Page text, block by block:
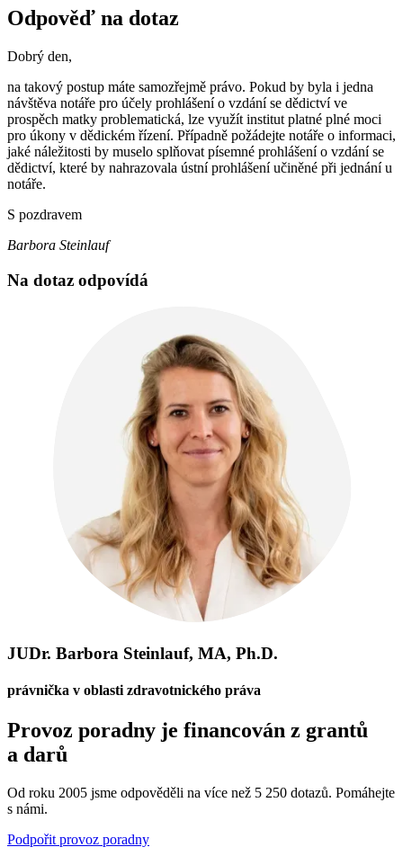
Odpověď na dotaz
Dobrý den,
na takový postup máte samozřejmě právo. Pokud by byla i jedna
návštěva notáře pro účely prohlášení o vzdání se dědictví ve
prospěch matky problematická, lze využít institut platné plné moci
pro úkony v dědickém řízení. Případně požádejte notáře o informaci,
jaké náležitosti by muselo splňovat písemné prohlášení o vzdání se
dědictví, které by nahrazovala ústní prohlášení učiněné při jednání u
notáře.
S pozdravem
Barbora Steinlauf
Na dotaz odpovídá
JUDr. Barbora Steinlauf, MA, Ph.D.
právnička v oblasti zdravotnického práva
Provoz poradny je financován z grantů
a darů
Od roku 2005 jsme odpověděli na více než 5 250 dotazů. Pomáhejte
s námi.
Podpořit provoz poradny